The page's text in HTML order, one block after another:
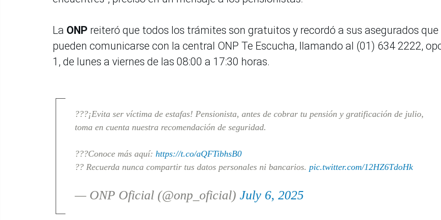
La ONP reiteró que todos los trámites son gratuitos y recordó a sus asegurados que
pueden comunicarse con la central ONP Te Escucha, llamando al (01) 634 2222,
1, de lunes a viernes de las 08:00 a 17:30 horas.
???¡Evita ser víctima de estafas! Pensionista, antes de cobrar tu pensión y gratificación de julio,
toma en cuenta nuestra recomendación de seguridad.
???Conoce más aquí: https://t.co/aQFTibhsB0
?? Recuerda nunca compartir tus datos personales ni bancarios. pic.twitter.com/12HZ6TdoHk
— ONP Oficial (@onp_oficial) July 6, 2025